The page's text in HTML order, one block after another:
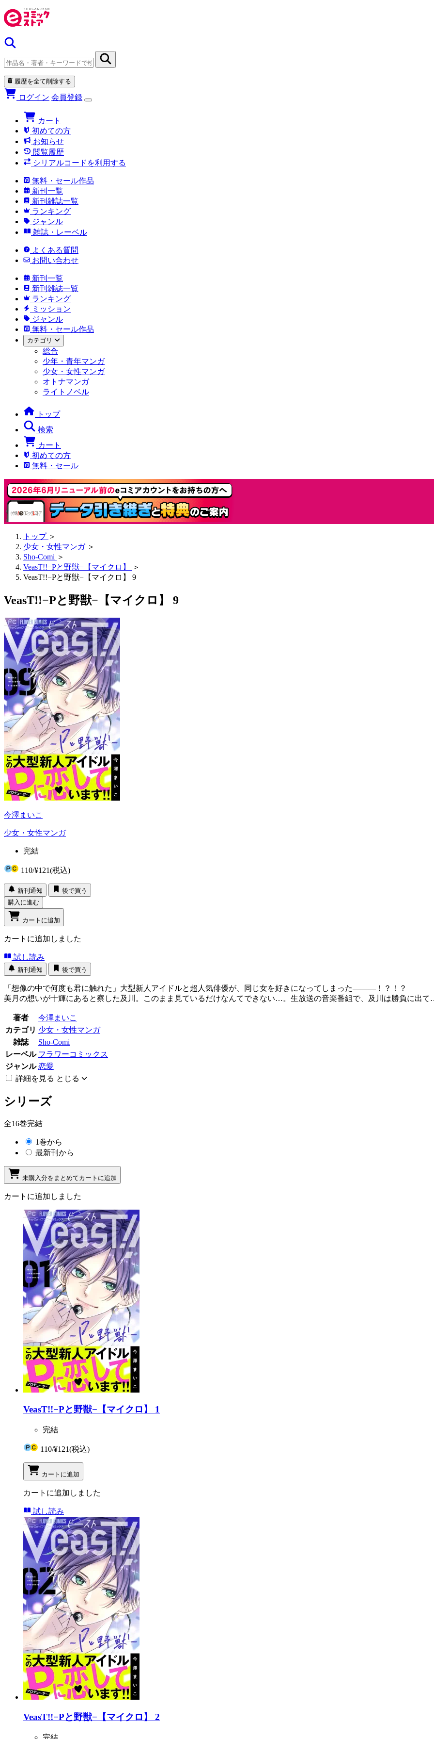
履歴を全て削除する
ログイン 会員登録
カート
初めての方
お知らせ
閲覧履歴
シリアルコードを利用する
無料・セール作品
新刊一覧
新刊雑誌一覧
ランキング
ジャンル
雑誌・レーベル
よくある質問
お問い合わせ
新刊一覧
新刊雑誌一覧
ランキング
ミッション
ジャンル
無料・セール作品
カテゴリ
総合
少年・青年マンガ
少女・女性マンガ
オトナマンガ
ライトノベル
トップ
検索
カート
初めての方
無料・セール
トップ ＞
少女・女性マンガ ＞
Sho-Comi ＞
VeasT!!−Pと野獣−【マイクロ】
＞
VeasT!!−Pと野獣−【マイクロ】 9
VeasT!!−Pと野獣−【マイクロ】 9
今澤まいこ
少女・女性マンガ
完結
110/¥121(税込)
新刊通知
後で買う
購入に進む
カートに追加
カートに追加しました
試し読み
新刊通知 後で買う
「想像の中で何度も君に触れた」大型新人アイドルと超人気俳優が、同じ女を好きになってしまった―――！？！？
美月の想いが十輝にあると察した及川。このまま見ているだけなんてできない…。生放送の音楽番組で、及川は勝負に出
著者
今澤まいこ
カテゴリ 少女・女性マンガ
雑誌
Sho-Comi
レーベル フラワーコミックス
ジャンル 恋愛
詳細を見る とじる
シリーズ
全16巻完結
1巻から
最新刊から
未購入分をまとめてカートに追加
カートに追加しました
VeasT!!−Pと野獣−【マイクロ】 1
完結
110/¥121(税込)
カートに追加
カートに追加しました
試し読み
VeasT!!−Pと野獣−【マイクロ】 2
完結